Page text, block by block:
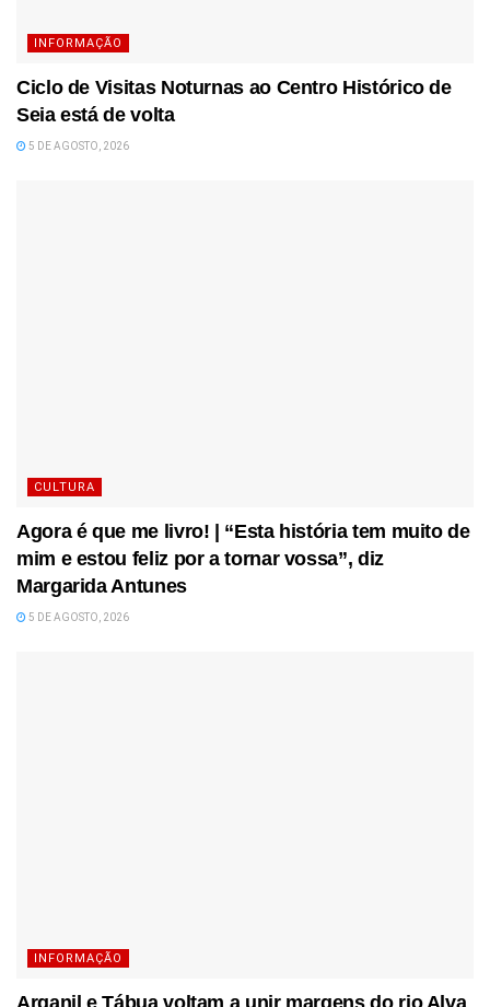
INFORMAÇÃO
Ciclo de Visitas Noturnas ao Centro Histórico de
Seia está de volta
5 DE AGOSTO, 2026
CULTURA
Agora é que me livro! | “Esta história tem muito de
mim e estou feliz por a tornar vossa”, diz
Margarida Antunes
5 DE AGOSTO, 2026
INFORMAÇÃO